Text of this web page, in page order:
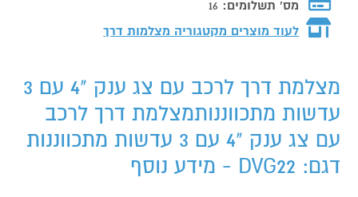
מס' תשלומים: 16
לעוד מוצרים מקטגוריה מצלמות דרך
מצלמת דרך לרכב עם צג ענק "4 עם 3
עדשות מתכווננותמצלמת דרך לרכב
עם צג ענק "4 עם 3 עדשות מתכווננות
דגם: DVG22 - מידע נוסף